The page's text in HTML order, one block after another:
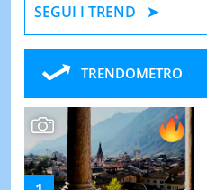
SEGUI I TREND
TRENDOMETRO